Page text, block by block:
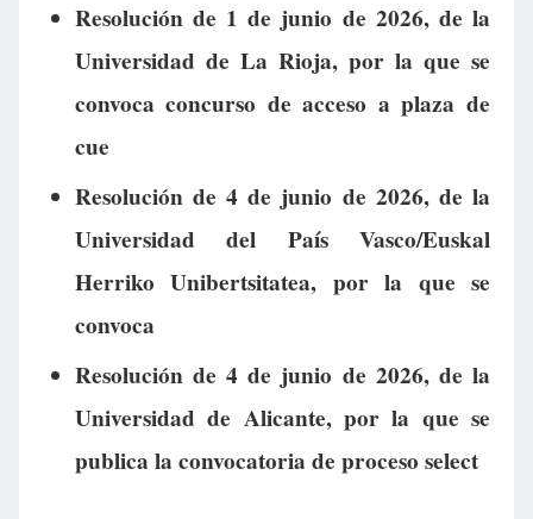
Resolución de 1 de junio de 2026, de la
Universidad de La Rioja, por la que se
convoca concurso de acceso a plaza de
cue
Resolución de 4 de junio de 2026, de la
Universidad del País Vasco/Euskal
Herriko Unibertsitatea, por la que se
convoca
Resolución de 4 de junio de 2026, de la
Universidad de Alicante, por la que se
publica la convocatoria de proceso select